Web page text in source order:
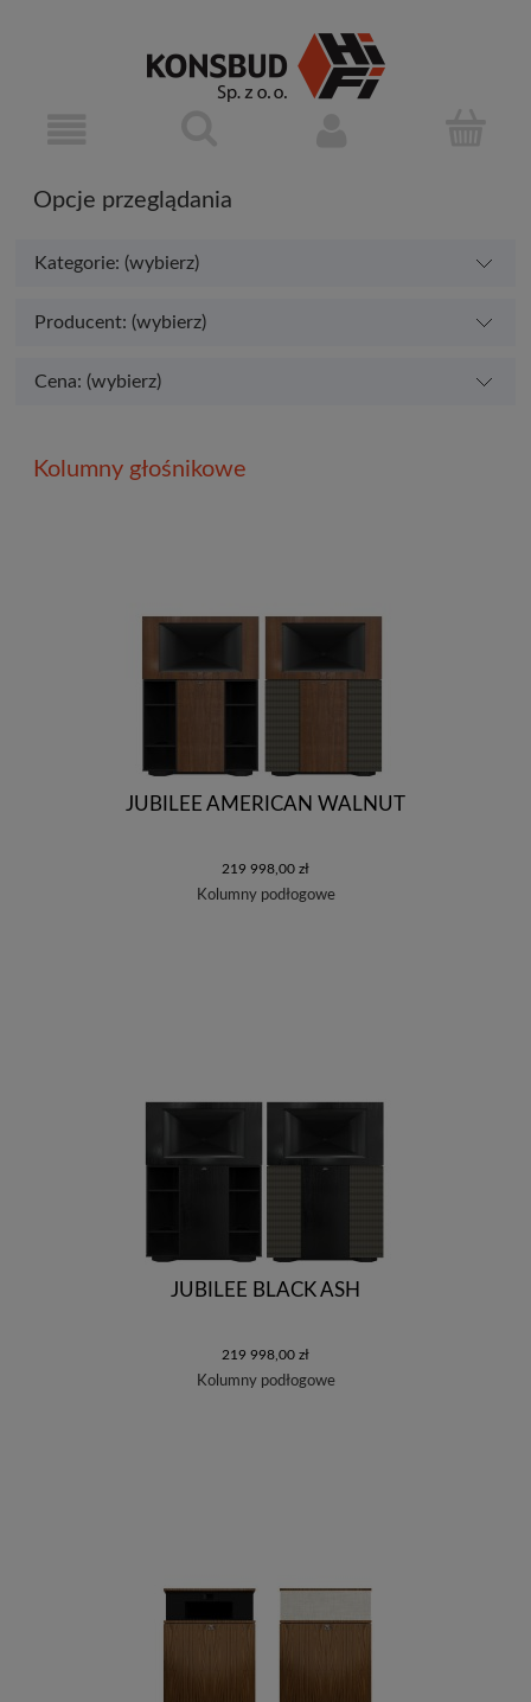
Opcje przeglądania
Kategorie: (wybierz)
Producent: (wybierz)
Cena: (wybierz)
Kolumny głośnikowe
JUBILEE AMERICAN WALNUT
219 998,00 zł
Kolumny podłogowe
JUBILEE BLACK ASH
219 998,00 zł
Kolumny podłogowe